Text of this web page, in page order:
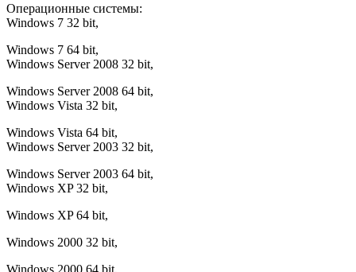
Операционные системы:
Windows 7 32 bit,
Windows 7 64 bit,
Windows Server 2008 32 bit,
Windows Server 2008 64 bit,
Windows Vista 32 bit,
Windows Vista 64 bit,
Windows Server 2003 32 bit,
Windows Server 2003 64 bit,
Windows XP 32 bit,
Windows XP 64 bit,
Windows 2000 32 bit,